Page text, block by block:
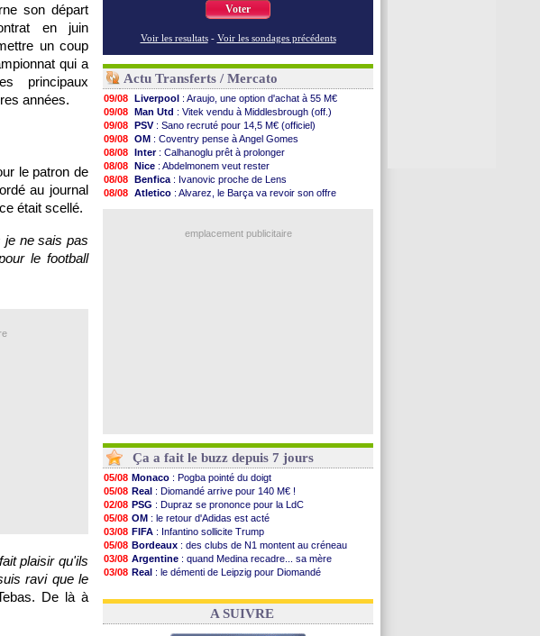
son départ
en juin
un coup
qui a
principaux
années.
le patron de
au journal
était scellé.
je ne sais pas
le football
plaisir qu'ils
ravi que le
De là à
Voter
Voir les resultats - Voir les sondages précédents
Actu Transferts / Mercato
09/08 Liverpool : Araujo, une option d'achat à 55 M€
09/08 Man Utd : Vitek vendu à Middlesbrough (off.)
09/08 PSV: Sano recruté pour 14,5 M€ (officiel)
09/08 OM : Coventry pense à Angel Gomes
08/08 Inter: Calhanoglu prêt à prolonger
08/08 Nice : Abdelmonem veut rester
08/08 Benfica : Ivanovic proche de Lens
08/08 Atletico : Alvarez, le Barça va revoir son offre
: Sergi Roberto a signé (officiel)
emplacement publicitaire
Ça a fait le buzz depuis 7 jours
05/08 Monaco : Pogba pointé du doigt
05/08 Real : Diomandé arrive pour 140 M€ !
02/08 PSG : Dupraz se prononce pour la LdC
05/08 OM : le retour d'Adidas est acté
03/08 FIFA : Infantino sollicite Trump
05/08 Bordeaux : des clubs de N1 montent au créneau
03/08 Argentine : quand Medina recadre... sa mère
03/08 Real : le démenti de Leipzig pour Diomandé
03/08 OM: Paixão attire un 2e club anglais
A SUIVRE